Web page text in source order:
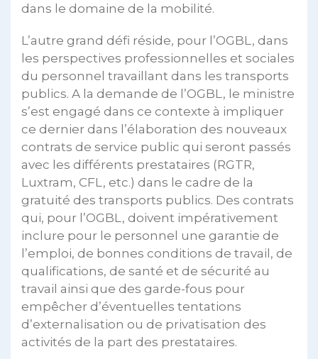
dans le domaine de la mobilité.
L’autre grand défi réside, pour l’OGBL, dans
les perspectives professionnelles et sociales
du personnel travaillant dans les transports
publics. A la demande de l’OGBL, le ministre
s’est engagé dans ce contexte à impliquer
ce dernier dans l’élaboration des nouveaux
contrats de service public qui seront passés
avec les différents prestataires (RGTR,
Luxtram, CFL, etc.) dans le cadre de la
gratuité des transports publics. Des contrats
qui, pour l’OGBL, doivent impérativement
inclure pour le personnel une garantie de
l’emploi, de bonnes conditions de travail, de
qualifications, de santé et de sécurité au
travail ainsi que des garde-fous pour
empêcher d’éventuelles tentations
d’externalisation ou de privatisation des
activités de la part des prestataires.